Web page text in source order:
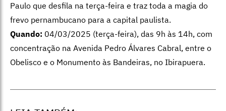
Paulo que desfila na terça-feira e traz toda a magia do
frevo pernambucano para a capital paulista.
Quando: 04/03/2025 (terça-feira), das 9h às 14h, com
concentração na Avenida Pedro Álvares Cabral, entre o
Obelisco e o Monumento às Bandeiras, no Ibirapuera.